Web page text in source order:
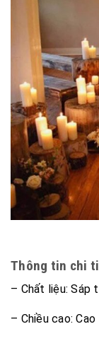
Thông tin chi
– Chất liệu: Sáp
– Chiều cao: